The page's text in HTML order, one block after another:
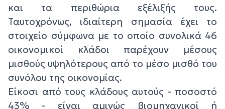
και τα περιθώρια εξέλιξής τους.
Ταυτοχρόνως, ιδιαίτερη σημασία έχει το
στοιχείο σύμφωνα με το οποίο συνολικά 46
οικονομικοί κλάδοι παρέχουν μέσους
μισθούς υψηλότερους από το μέσο μισθό του
συνόλου της οικονομίας.
Είκοσι από τους κλάδους αυτούς - ποσοστό
43% - είναι αμιγώς βιομηχανικοί ή